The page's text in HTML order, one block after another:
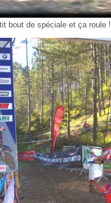
bout de spéciale et ça roule !